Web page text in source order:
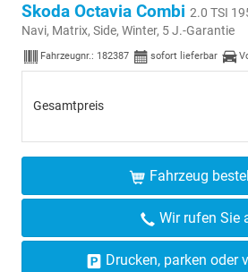
Skoda Octavia Combi 2.0 TSI
Navi, Matrix, Side, Winter, 5 J.-Garantie
Fahrzeugnr.: 182387 sofort lieferbar
Gesamtpreis
Fahrzeug
Wir rufen Sie
Drucken, parken oder